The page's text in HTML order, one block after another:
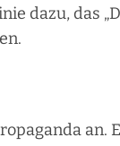
dazu, das
an.